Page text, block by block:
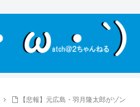
【悲報】元広島・羽月隆太郎がゾン